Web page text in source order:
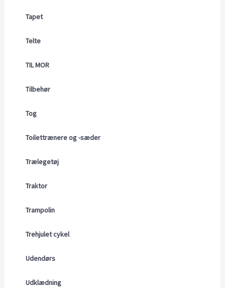
Tapet
Telte
TIL MOR
Tilbehør
Tog
Toilettrænere og -sæder
Trælegetøj
Traktor
Trampolin
Trehjulet cykel
Udendørs
Udklædning